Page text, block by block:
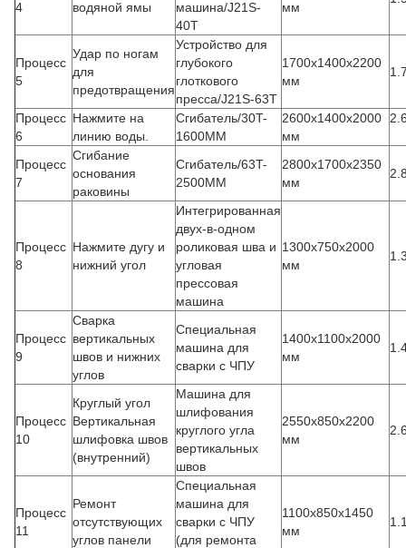
4
водяной ямы
машина/J21S-
40T
мм
Процесс
5
Удар по ногам
для
предотвращения
Устройство для
глубокого
глоткового
пресса/J21S-63T
1700х1400х2200
мм
Процесс
6
Нажмите на
линию воды.
Сгибатель/30T-
1600MM
2600х1400х2000
мм
Процесс
7
Сгибание
основания
раковины
Сгибатель/63T-
2500MM
2800х1700х2350
мм
Процесс
8
Нажмите дугу и
нижний угол
Интегрированная
двух-в-одном
роликовая шва и
угловая
прессовая
машина
1300x750x2000
мм
Процесс
9
Сварка
вертикальных
швов и нижних
углов
Специальная
машина для
сварки с ЧПУ
1400x1100x2000
мм
Процесс
10
Круглый угол
Вертикальная
шлифовка швов
(внутренний)
Машина для
шлифования
круглого угла
вертикальных
швов
2550x850x2200
мм
Процесс
11
Ремонт
отсутствующих
углов панели
Специальная
машина для
сварки с ЧПУ
(для ремонта
1100x850x1450
мм